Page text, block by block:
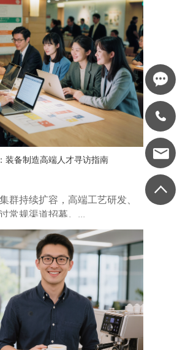
装备制造高端人才寻访指南
群持续扩容，高端工艺研发、
常规渠道招募。...